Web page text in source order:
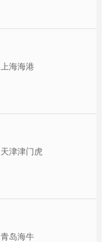
上海海港
天津津门虎
青岛海牛